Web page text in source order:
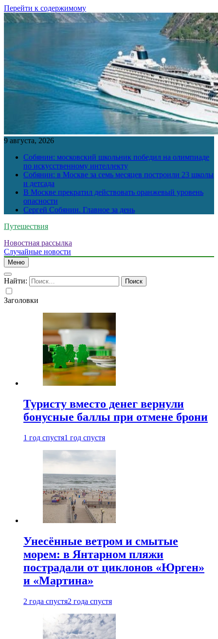
Перейти к содержимому
9 августа, 2026
Собянин: московский школьник победил на олимпиаде
по искусственному интеллекту
Собянин: в Москве за семь месяцев построили 23 школы
и детсада
В Москве прекратил действовать оранжевый уровень
опасности
Сергей Собянин. Главное за день
Путешествия
Новостная рассылка
Случайные новости
Меню
Найти:
Заголовки
Туристу вместо денег вернули
бонусные баллы при отмене брони
1 год спустя1 год спустя
Унесённые ветром и смытые
морем: в Янтарном пляжи
пострадали от циклонов «Юрген»
и «Мартина»
2 года спустя2 года спустя